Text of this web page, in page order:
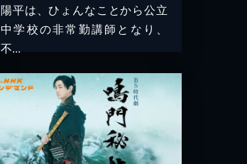
陽平は、ひょんなことから公立
中学校の非常勤講師となり、
不...